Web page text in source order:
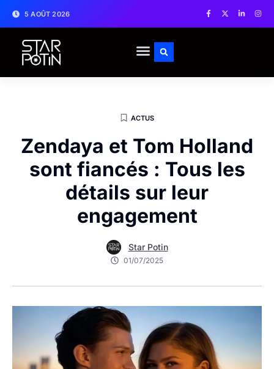
5 AOÛT 2026
ACTUS
Zendaya et Tom Holland
sont fiancés : Tous les
détails sur leur
engagement
Star Potin
01/07/2025